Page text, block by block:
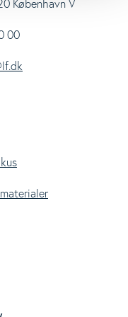
København V
00